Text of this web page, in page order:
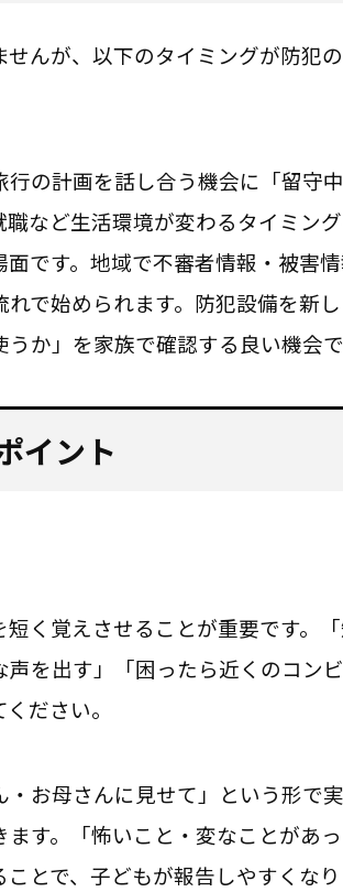
んが、以下のタイミングが防犯
の計画を話し合う機会に「留守
など生活環境が変わるタイミン
です。地域で不審者情報・被害
で始められます。防犯設備を新
か」を家族で確認する良い機会で
イント
く覚えさせることが重要です。
を出す」「困ったら近くのコン
ださい。
お母さんに見せて」という形で
す。「怖いこと・変なことがあ
とで、子どもが報告しやすくなり